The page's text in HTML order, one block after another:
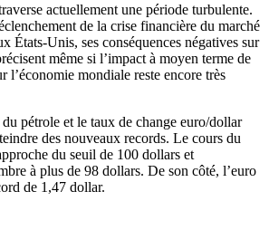
actuellement une période turbulente.
de la crise financière du marché
États-Unis, ses conséquences négatives sur
même si l’impact à moyen terme de
l’économie mondiale reste encore très
pétrole et le taux de change euro/dollar
des nouveaux records. Le cours du
du seuil de 100 dollars et
à plus de 98 dollars. De son côté, l’euro
de 1,47 dollar.